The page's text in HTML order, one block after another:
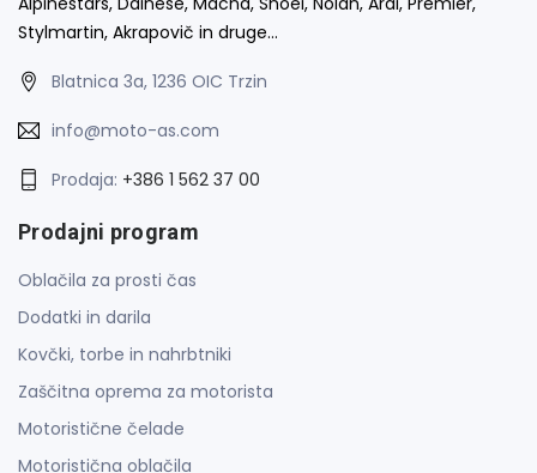
Stylmartin, Akrapovič in druge…
Blatnica 3a, 1236 OIC Trzin
info@moto-as.com
Prodaja: +386 1 562 37 00
Prodajni program
Oblačila za prosti čas
Dodatki in darila
Kovčki, torbe in nahrbtniki
Zaščitna oprema za motorista
Motoristične čelade
Motoristična oblačila